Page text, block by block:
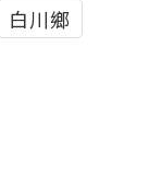
白川鄉